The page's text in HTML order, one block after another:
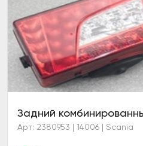
Арт: 2380953 | 14006 | Scania